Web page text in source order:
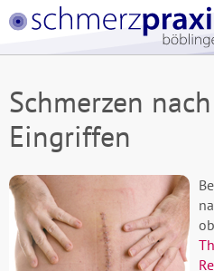
Schmerzen
Eingriffen